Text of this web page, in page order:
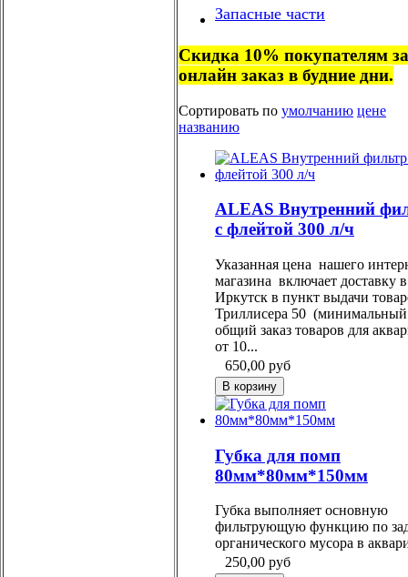
Запасные части
Скидка 10% покупателям за
онлайн заказ в будние дни.
Сортировать по умолчанию цене
названию
ALEAS Внутренний
с флейтой 300 л/ч
Указанная цена нашего
магазина включает доставку в
Иркутск в пункт выдачи
Триллисера 50 (минимальный
общий заказ товаров для
от 10...
650,00 руб
Губка для помп
80мм*80мм*150мм
Губка выполняет основную
фильтрующую функцию по
органического мусора в
250,00 руб